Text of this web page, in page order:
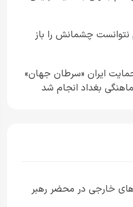
نتوانست چشمانش را باز
ایران «سرطان جهان»
بغداد انجام شد
خارجی در محضر رهبر